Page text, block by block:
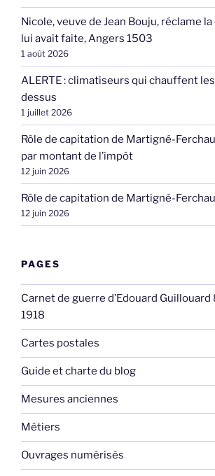
Nicole, veuve de Jean Bouju, réclame la
lui avait faite, Angers 1503
1 août 2026
ALERTE : climatiseurs qui chauffent
dessus
1 juillet 2026
Rôle de capitation de Martigné-
par montant de l’impôt
12 juin 2026
Rôle de capitation de Martigné-
12 juin 2026
PAGES
Carnet de guerre d’Edouard Guillouard
1918
Cartes postales
Guide et charte du blog
Mesures anciennes
Métiers
Ouvrages numérisés